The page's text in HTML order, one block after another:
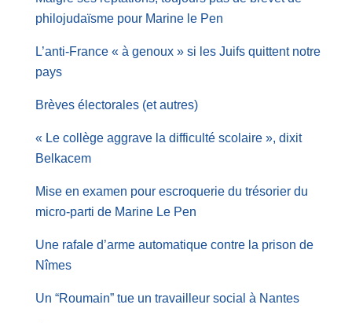
philojudaïsme pour Marine le Pen
L’anti-France « à genoux » si les Juifs quittent notre
pays
Brèves électorales (et autres)
« Le collège aggrave la difficulté scolaire », dixit
Belkacem
Mise en examen pour escroquerie du trésorier du
micro-parti de Marine Le Pen
Une rafale d’arme automatique contre la prison de
Nîmes
Un “Roumain” tue un travailleur social à Nantes